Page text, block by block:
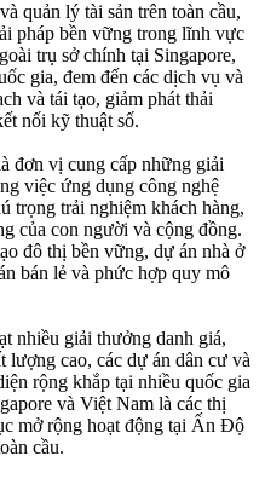
quản lý tài sản trên toàn cầu,
pháp bền vững trong lĩnh vực
trụ sở chính tại Singapore,
gia, đem đến các dịch vụ và
và tái tạo, giảm phát thải
nối kỹ thuật số.
đơn vị cung cấp những giải
việc ứng dụng công nghệ
trọng trải nghiệm khách hàng,
của con người và cộng đồng.
đô thị bền vững, dự án nhà ở
bán lẻ và phức hợp quy mô
nhiều giải thưởng danh giá,
lượng cao, các dự án dân cư và
rộng khắp tại nhiều quốc gia
và Việt Nam là các thị
mở rộng hoạt động tại Ấn Độ
cầu.